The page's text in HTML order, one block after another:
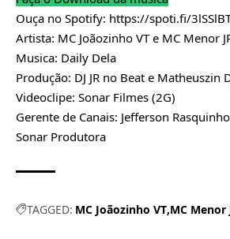
Ouça no Spotify: https://spoti.fi/
Artista: MC Joãozinho VT e MC Menor
Musica: Daily Dela
Produção: DJ JR no Beat e Matheuszin
Videoclipe: Sonar Filmes (2G)
Gerente de Canais: Jefferson
Sonar Produtora
TAGGED: MC Joãozinho VT MC Menor